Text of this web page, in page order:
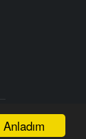
Anladım